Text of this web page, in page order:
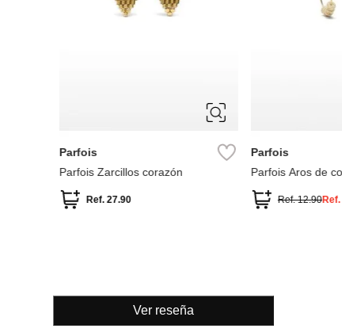
Parfois
Parfois Zarcillos corazón
Ref.27.90
Parfois
Parfois Aros de
Ref.12.90Ref.
Ver reseña